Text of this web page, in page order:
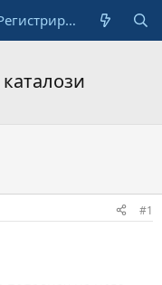
Регистрирай се
#1